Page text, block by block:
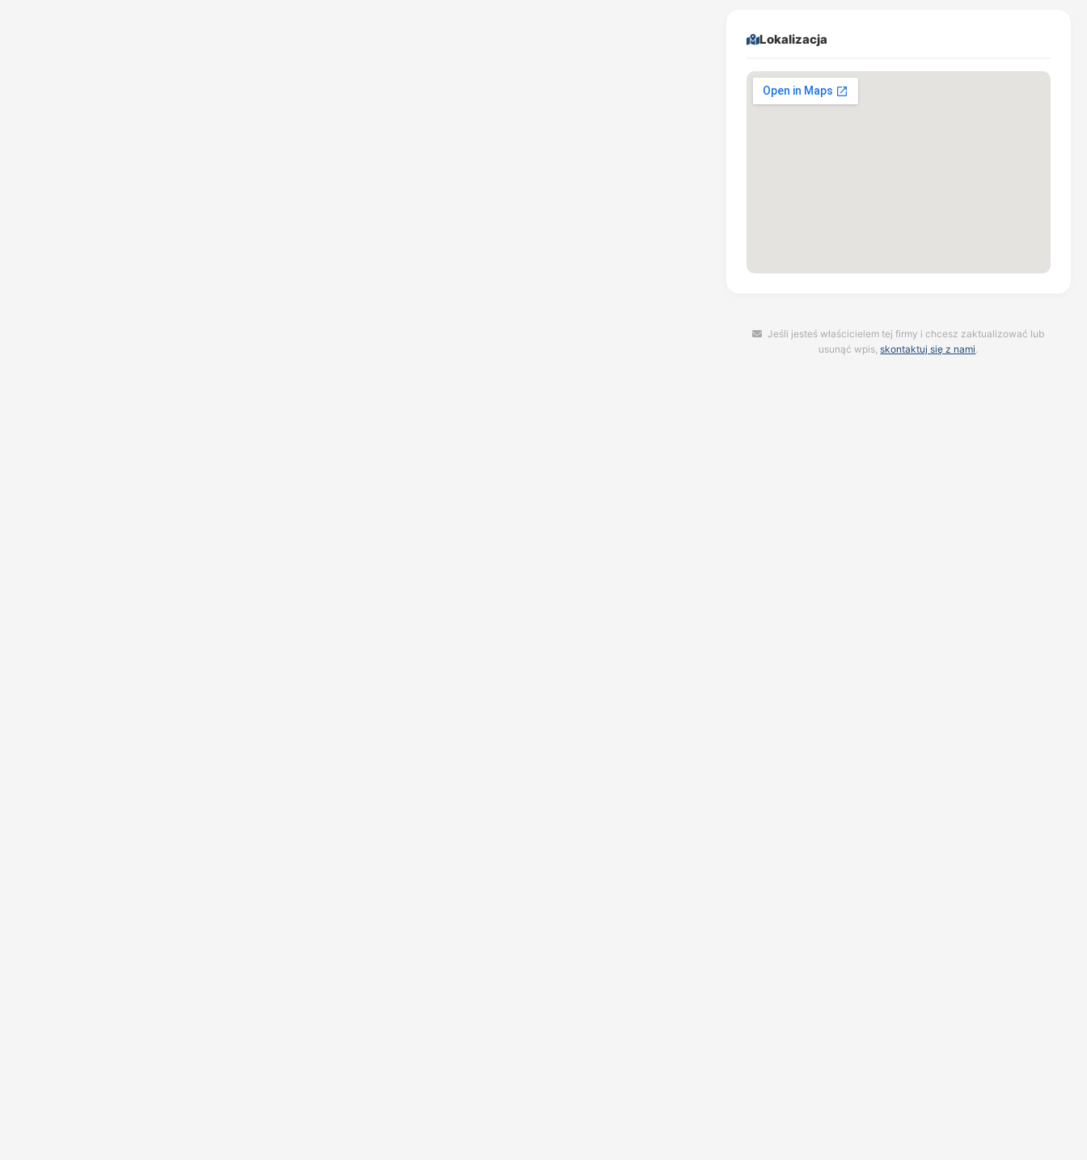
Lokalizacja
Jeśli jesteś właścicielem tej firmy i chcesz zaktualizować lub
usunąć wpis,skontaktuj się z nami.